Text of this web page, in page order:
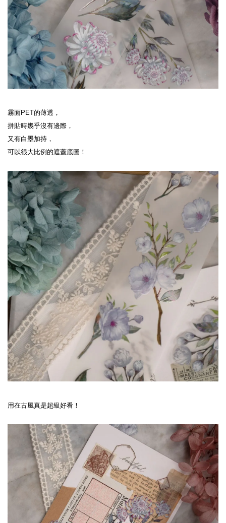
霧面PET的薄透，
拼貼時幾乎沒有邊際，
又有白墨加持，
可以很大比例的遮蓋底圖！
用在古風真是超級好看！